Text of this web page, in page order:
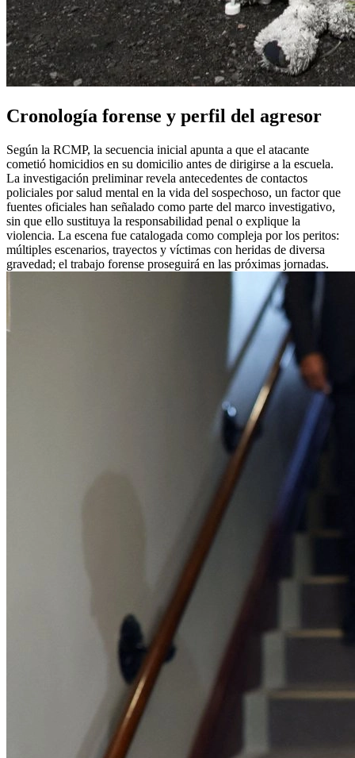
Cronología forense y perfil del agresor
Según la RCMP, la secuencia inicial apunta a que el atacante
cometió homicidios en su domicilio antes de dirigirse a la escuela.
La investigación preliminar revela antecedentes de contactos
policiales por salud mental en la vida del sospechoso, un factor que
fuentes oficiales han señalado como parte del marco investigativo,
sin que ello sustituya la responsabilidad penal o explique la
violencia. La escena fue catalogada como compleja por los peritos:
múltiples escenarios, trayectos y víctimas con heridas de diversa
gravedad; el trabajo forense proseguirá en las próximas jornadas.